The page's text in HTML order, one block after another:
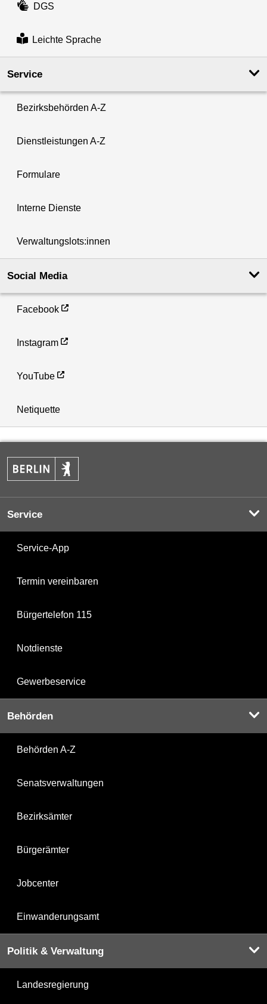
DGS
Leichte Sprache
Service
Bezirksbehörden A-Z
Dienstleistungen A-Z
Formulare
Interne Dienste
Verwaltungslots:innen
Social Media
Facebook
Instagram
YouTube
Netiquette
Service
Service-App
Termin vereinbaren
Bürgertelefon 115
Notdienste
Gewerbeservice
Behörden
Behörden A-Z
Senatsverwaltungen
Bezirksämter
Bürgerämter
Jobcenter
Einwanderungsamt
Politik & Verwaltung
Landesregierung